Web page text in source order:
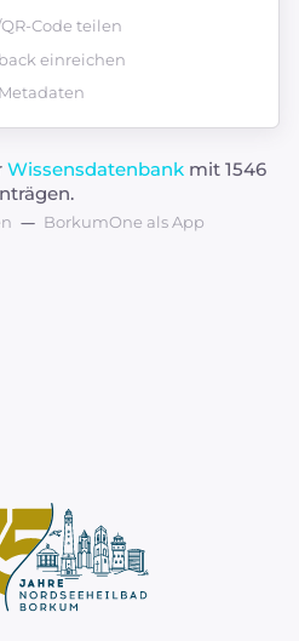
Code teilen
einreichen
Metadaten
Wissensdatenbank mit 1546
BorkumOne als App